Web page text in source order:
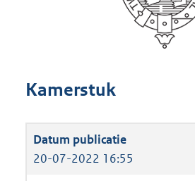
Kamerstuk
20-07-2022 16:55